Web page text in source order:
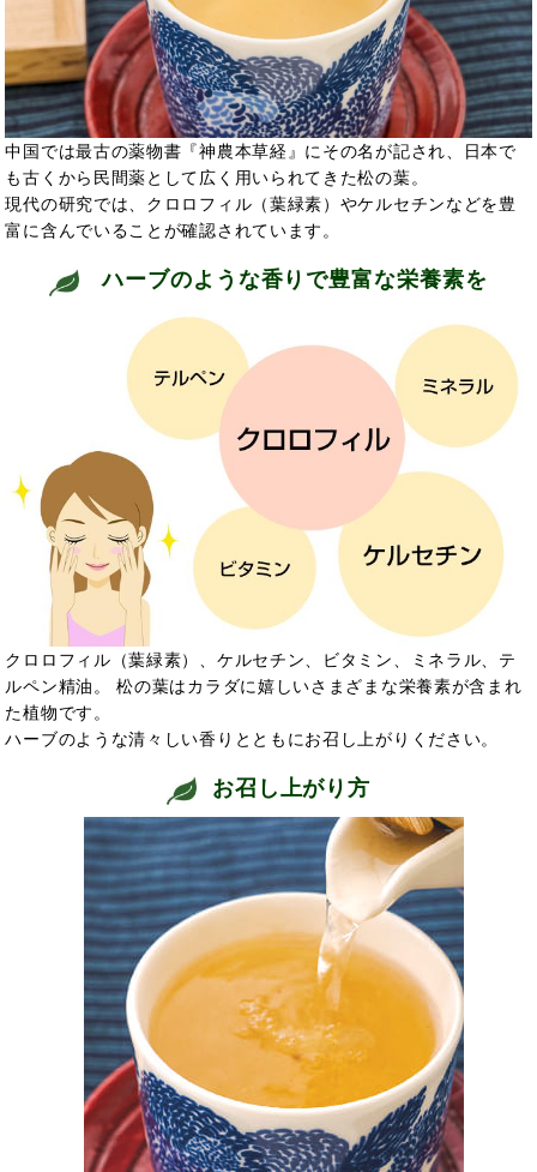
中国では最古の薬物書『神農本草経』にその名が記され、日本で
も古くから民間薬として広く用いられてきた松の葉。
現代の研究では、クロロフィル（葉緑素）やケルセチンなどを豊
富に含んでいることが確認されています。
ハーブのような香りで豊富な栄養素を
クロロフィル（葉緑素）、ケルセチン、ビタミン、ミネラル、テ
ルペン精油。 松の葉はカラダに嬉しいさまざまな栄養素が含まれ
た植物です。
ハーブのような清々しい香りとともにお召し上がりください。
お召し上がり方